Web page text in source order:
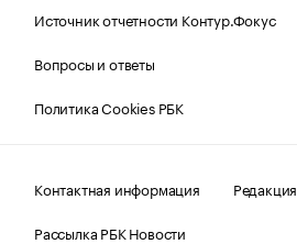
Источник отчетности Контур.Фокус
Вопросы и ответы
Политика Cookies РБК
Контактная информация
Редакция
Рассылка РБК Новости